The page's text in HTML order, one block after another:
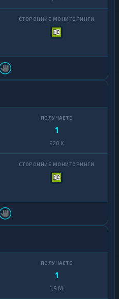
1
920 K
1
1,9 M